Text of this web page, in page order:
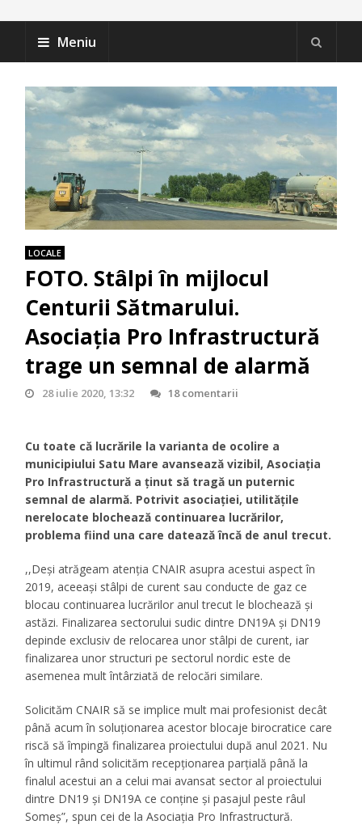
Meniu
LOCALE
FOTO. Stâlpi în mijlocul
Centurii Sătmarului.
Asociația Pro Infrastructură
trage un semnal de alarmă
28 iulie 2020, 13:32 18 comentarii
Cu toate că lucrările la varianta de ocolire a
municipiului Satu Mare avansează vizibil, Asociația
Pro Infrastructură a ținut să tragă un puternic
semnal de alarmă. Potrivit asociației, utilitățile
nerelocate blochează continuarea lucrărilor,
problema fiind una care datează încă de anul trecut.
,,Deși atrăgeam atenția CNAIR asupra acestui aspect în
2019, aceeași stâlpi de curent sau conducte de gaz ce
blocau continuarea lucrărilor anul trecut le blochează și
astăzi. Finalizarea sectorului sudic dintre DN19A și DN19
depinde exclusiv de relocarea unor stâlpi de curent, iar
finalizarea unor structuri pe sectorul nordic este de
asemenea mult întârziată de relocări similare.
Solicităm CNAIR să se implice mult mai profesionist decât
până acum în soluționarea acestor blocaje birocratice care
riscă să împingă finalizarea proiectului după anul 2021. Nu
în ultimul rând solicităm recepționarea parțială până la
finalul acestui an a celui mai avansat sector al proiectului
dintre DN19 și DN19A ce conține și pasajul peste râul
Someș”, spun cei de la Asociația Pro Infrastructură.